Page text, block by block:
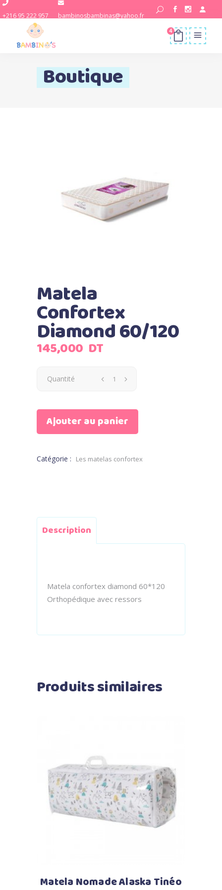
+216 95 222 957 bambinosbambinas@yahoo.fr
4
Boutique
Matela
Confortex
Diamond 60/120
145,000 DT
Quantité
Ajouter au panier
Catégorie : Les matelas confortex
Description
Matela confortex diamond 60*120
Orthopédique avec ressors
Produits similaires
Ajouter au panier
Matela Nomade Alaska Tinéo